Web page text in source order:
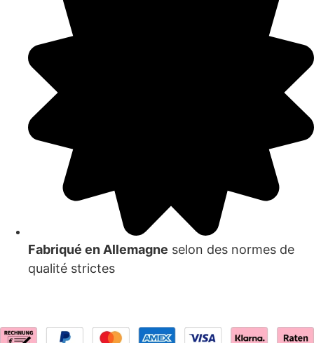
Fabriqué en Allemagne selon des normes de
qualité strictes